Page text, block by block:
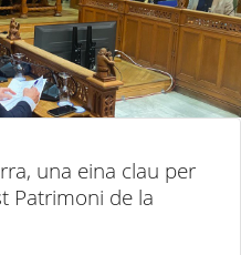
una eina clau per
Patrimoni de la